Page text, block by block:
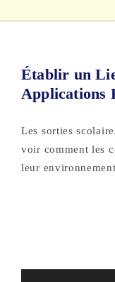
Établir un
Applications
Les sorties
voir comment les
leur